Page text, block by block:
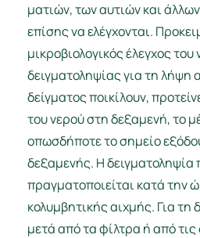
ματιών, των αυτιών και
επίσης να ελέγχονται.
μικροβιολογικός έλεγχος
δειγματοληψίας για τη λήψη
δείγματος ποικίλουν,
του νερού στη δεξαμενή, το
οπωσδήποτε το σημείο
δεξαμενής. Η δειγματοληψία
πραγματοποιείται κατά την
κολυμβητικής αιχμής. Για τη
μετά από τα φίλτρα ή από